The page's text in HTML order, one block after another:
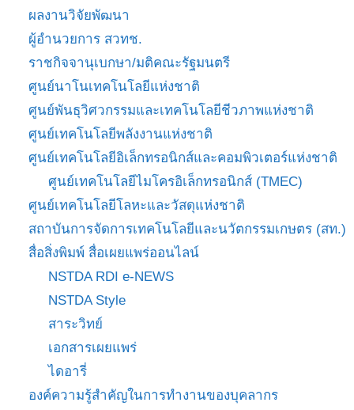
ผลงานวิจัยพัฒนา
ผู้อำนวยการ สวทช.
ราชกิจจานุเบกษา/มติคณะรัฐมนตรี
ศูนย์นาโนเทคโนโลยีแห่งชาติ
ศูนย์พันธุวิศวกรรมและเทคโนโลยีชีวภาพแห่งชาติ
ศูนย์เทคโนโลยีพลังงานแห่งชาติ
ศูนย์เทคโนโลยีอิเล็กทรอนิกส์และคอมพิวเตอร์แห่งชาติ
ศูนย์เทคโนโลยีไมโครอิเล็กทรอนิกส์ (TMEC)
ศูนย์เทคโนโลยีโลหะและวัสดุแห่งชาติ
สถาบันการจัดการเทคโนโลยีและนวัตกรรมเกษตร (สท.)
สื่อสิ่งพิมพ์ สื่อเผยแพร่ออนไลน์
NSTDA RDI e-NEWS
NSTDA Style
สาระวิทย์
เอกสารเผยแพร่
ไดอารี่
องค์ความรู้สำคัญในการทำงานของบุคลากร